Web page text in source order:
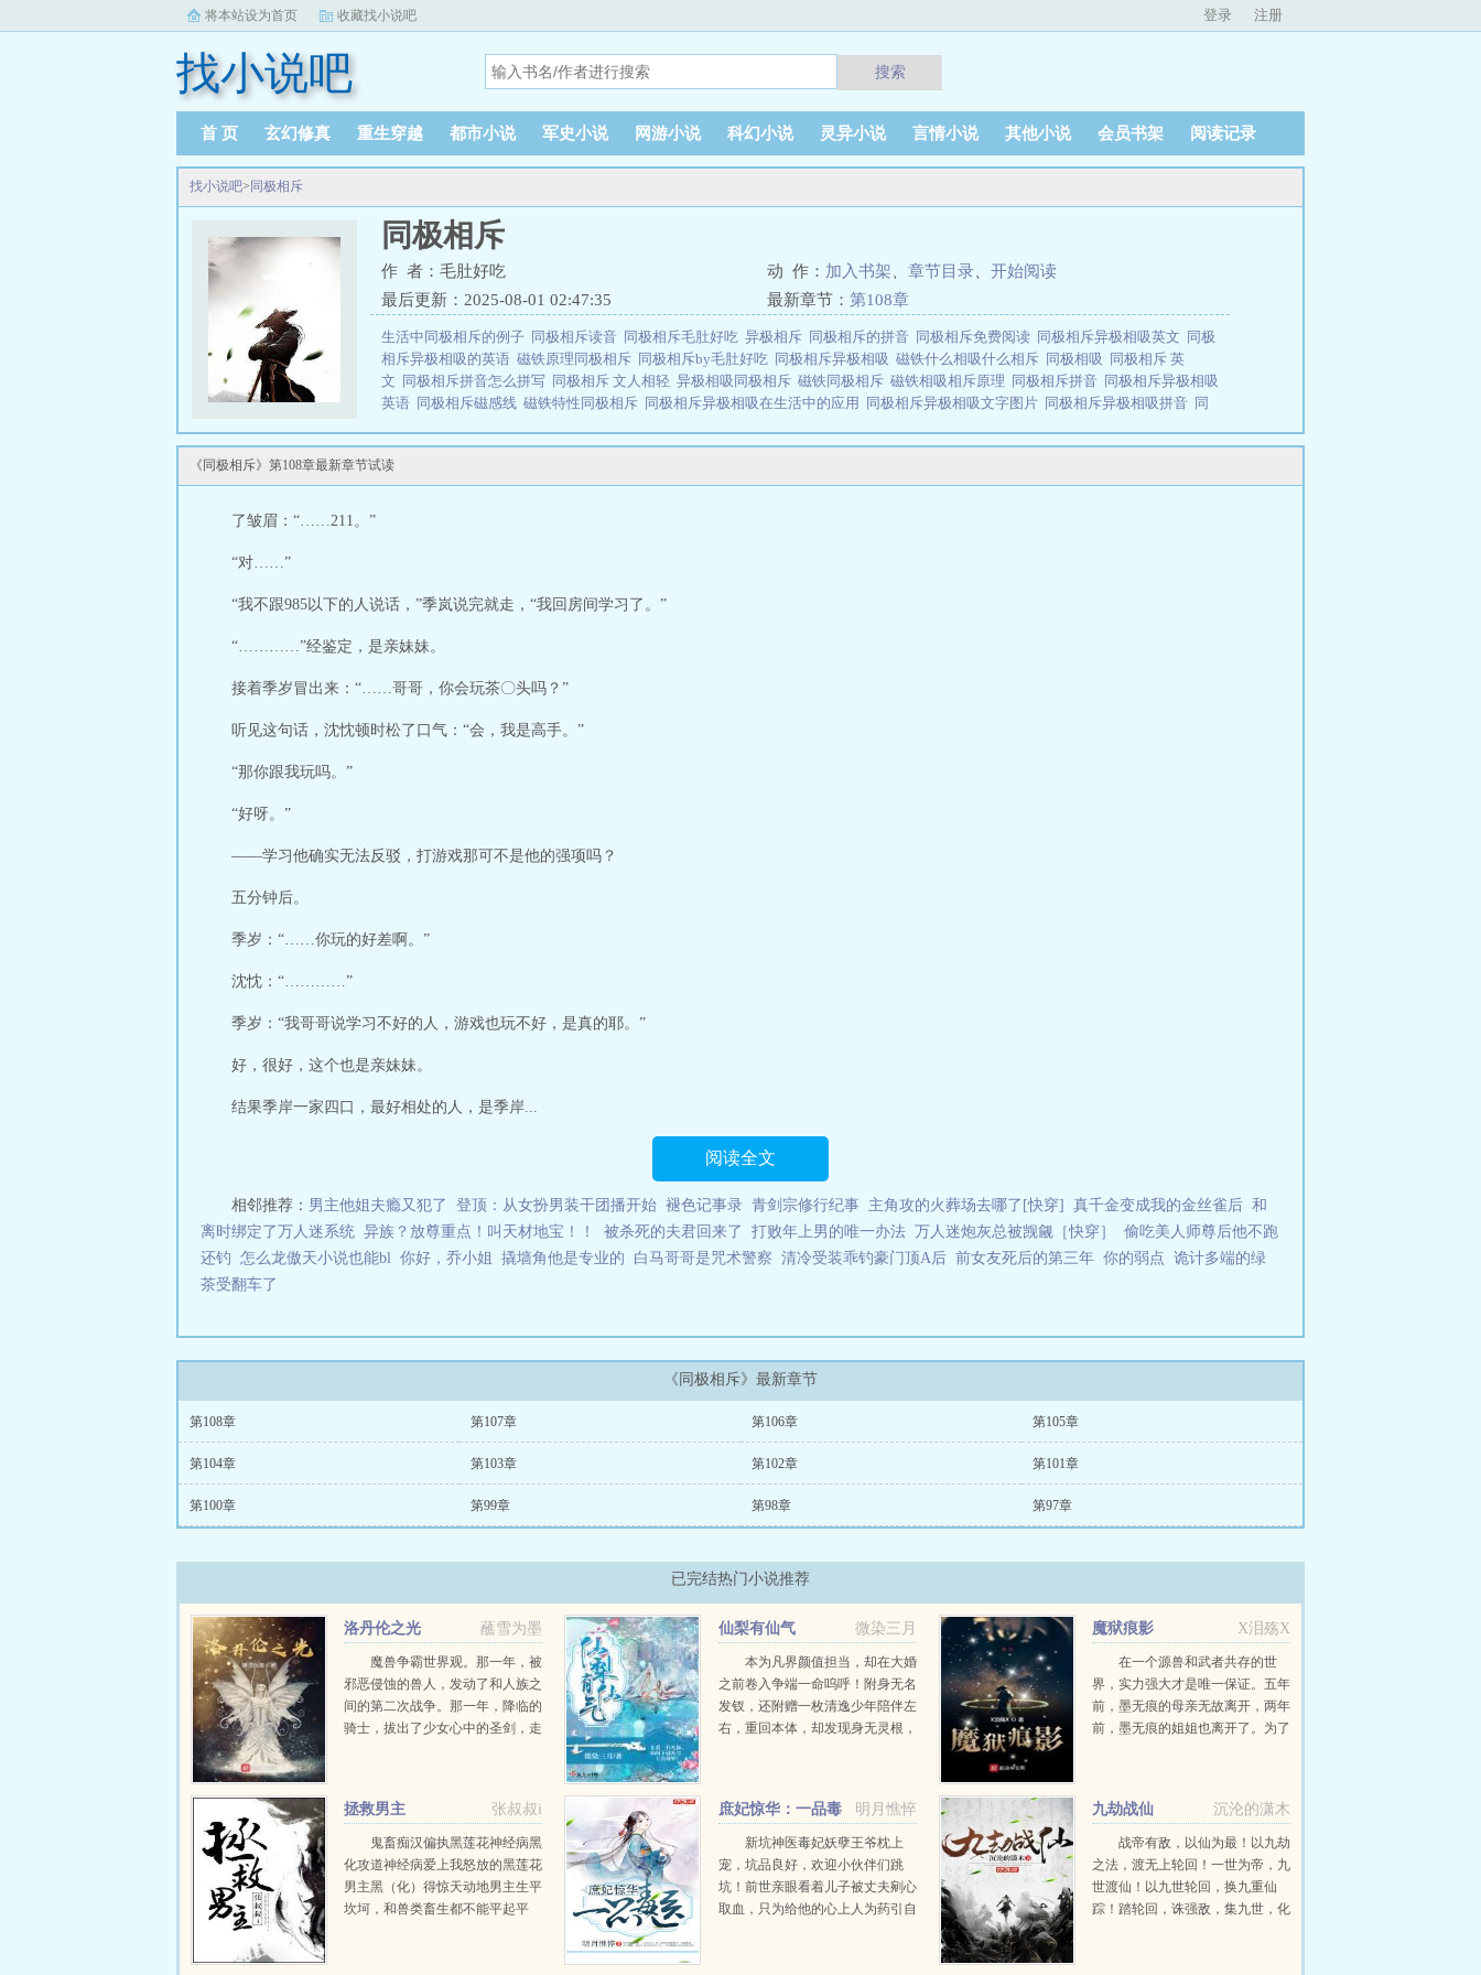
将本站设为首页 收藏找小说吧 登录 注册
找小说吧 搜索
首 页 玄幻修真 重生穿越 都市小说 军史小说 网游小说 科幻小说 灵异小说 言情小说 其他小说 会员书架 阅读记录
找小说吧> 同极相斥
同极相斥
作 者：毛肚好吃 动 作： 加入书架 章节目录
开始阅读
最后更新：2025-08-01 02:47:35
最新章节： 第108章
生活中同极相斥的例子 同极相斥读音 同极相斥毛肚好吃 异极相斥 同极相斥的拼音 同极相斥免费阅读 同极相斥异极相吸英文 同极
相斥异极相吸的英语 磁铁原理同极相斥 同极相斥by毛肚好吃 同极相斥异极相吸 磁铁什么相吸什么相斥 同极相吸
同极相斥 英
文 同极相斥拼音怎么拼写 同极相斥 文人相轻 异极相吸同极相斥 磁铁同极相斥 磁铁相吸相斥原理 同极相斥拼音 同极相斥异极相吸
英语 同极相斥磁感线 磁铁特性同极相斥 同极相斥异极相吸在生活中的应用 同极相斥异极相吸文字图片 同极相斥异极相吸拼音 同
《同极相斥》第108章最新章节试读
了皱眉：“……211。”
“对……”
“我不跟985以下的人说话，”季岚说完就走，“我回房间学习了。”
“…………”经鉴定，是亲妹妹。
接着季岁冒出来：“……哥哥，你会玩茶〇头吗？”
听见这句话，沈忱顿时松了口气：“会，我是高手。”
“那你跟我玩吗。”
“好呀。”
——学习他确实无法反驳，打游戏那可不是他的强项吗？
五分钟后。
季岁：“……你玩的好差啊。”
沈忱：“…………”
季岁：“我哥哥说学习不好的人，游戏也玩不好，是真的耶。”
好，很好，这个也是亲妹妹。
结果季岸一家四口，最好相处的人，是季岸...
阅读全文
相邻推荐： 男主他姐夫瘾又犯了 登顶：从女扮男装干团播开始 褪色记事录 青剑宗修行纪事 主角攻的火葬场去哪了[快穿] 真千金变成我的金丝雀后 和
离时绑定了万人迷系统 异族？放尊重点！叫天材地宝！！ 被杀死的夫君回来了 打败年上男的唯一办法 万人迷炮灰总被觊觎［快穿］
偷吃美人师尊后他不跑
还钓 怎么龙傲天小说也能bl 你好，乔小姐 撬墙角他是专业的 白马哥哥是咒术警察 清冷受装乖钓豪门顶A后 前女友死后的第三年 你的弱点 诡计多端的绿
茶受翻车了
《同极相斥》最新章节
第108章 第107章 第106章 第105章
第104章 第103章 第102章 第101章
第100章 第99章 第98章 第97章
已完结热门小说推荐
蘸雪为墨
洛丹伦之光
魔兽争霸世界观。那一年，被
邪恶侵蚀的兽人，发动了和人族之
间的第二次战争。那一年，降临的
骑士，拔出了少女心中的圣剑，走
还会爱上凹凸曼...
微染三月
仙梨有仙气
本为凡界颜值担当，却在大婚
之前卷入争端一命呜呼！附身无名
发钗，还附赠一枚清逸少年陪伴左
右，重回本体，却发现身无灵根，
仙界！...
X泪殇X
魔狱痕影
在一个源兽和武者共存的世
界，实力强大才是唯一保证。五年
前，墨无痕的母亲无故离开，两年
前，墨无痕的姐姐也离开了。为了
快乐地在一起，他不断...
张叔叔i
拯救男主
鬼畜痴汉偏执黑莲花神经病黑
化攻道神经病爱上我怒放的黑莲花
男主黑（化）得惊天动地男主生平
坎坷，和兽类畜生都不能平起平
明月憔悴
庶妃惊华：一品毒
新坑神医毒妃妖孽王爷枕上
宠，坑品良好，欢迎小伙伴们跳
坑！前世亲眼看着儿子被丈夫剜心
取血，只为给他的心上人为药引自
沉沦的潇木
九劫战仙
战帝有敌，以仙为最！以九劫
之法，渡无上轮回！一世为帝，九
世渡仙！以九世轮回，换九重仙
踪！踏轮回，诛强敌，集九世，化